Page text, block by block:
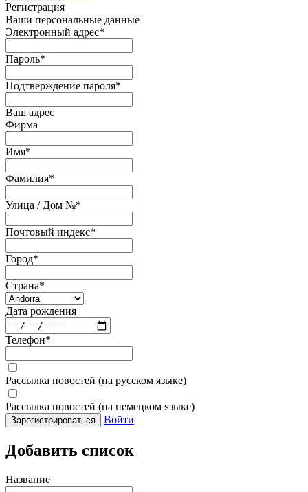
Регистрация
Ваши персональные данные
Электронный адрес*
Пароль*
Подтверждение пароля*
Ваш адрес
Фирма
Имя*
Фамилия*
Улица / Дом №*
Почтовый индекс*
Город*
Страна*
Дата рождения
Телефон*
Рассылка новостей (на русском языке)
Рассылка новостей (на немецком языке)
Зарегистрироваться Войти
Добавить список
Название